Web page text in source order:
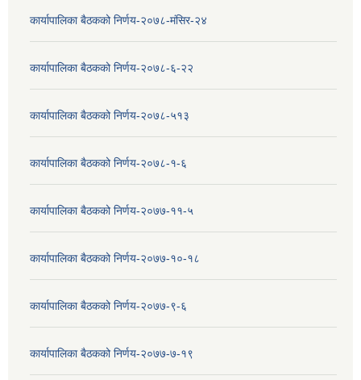
कार्यापालिका बैठकको निर्णय-२०७८-मंसिर-२४
कार्यापालिका बैठकको निर्णय-२०७८-६-२२
कार्यापालिका बैठकको निर्णय-२०७८-५१३
कार्यापालिका बैठकको निर्णय-२०७८-१-६
कार्यापालिका बैठकको निर्णय-२०७७-११-५
कार्यापालिका बैठकको निर्णय-२०७७-१०-१८
कार्यापालिका बैठकको निर्णय-२०७७-९-६
कार्यापालिका बैठकको निर्णय-२०७७-७-१९